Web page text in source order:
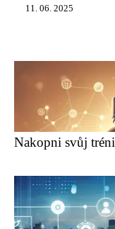
11. 06. 2025
Nakopni svůj